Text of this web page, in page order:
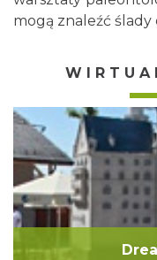
mogą znaleźć ślady